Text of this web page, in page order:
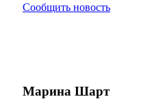
Сообщить новость
Марина Шарт